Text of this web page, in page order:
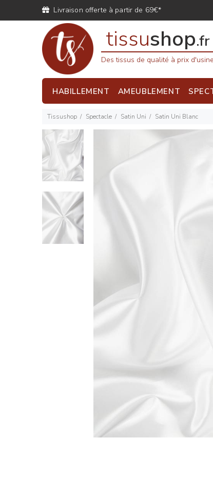
Livraison offerte à partir de 69€*
tissushop.fr
Des tissus de qualité à prix d'usine
HABILLEMENT AMEUBLEMENT
Tissushop Spectacle Satin Uni Satin Uni Blanc